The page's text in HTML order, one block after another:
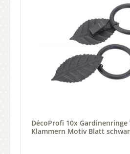
DécoProfi 10x
Klammern Motiv Blatt